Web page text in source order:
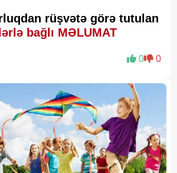
rüşvətə görə tutulan
bağlı MƏLUMAT
0 0